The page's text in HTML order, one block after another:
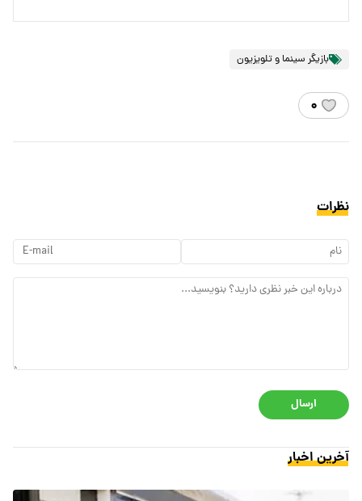
بازیگر سینما و تلویزیون
۰
نظرات
ارسال
آخرین اخبار